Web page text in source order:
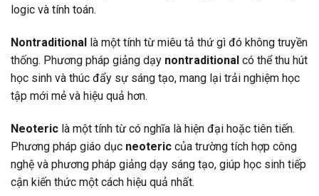
logic và tính toán.
Nontraditional
là một tính từ miêu tả thứ gì đó không truyền
thống. Phương pháp giảng dạy nontraditional có thể thu hút
học sinh và thúc đẩy sự sáng tạo, mang lại trải nghiệm học
tập mới mẻ và hiệu quả hơn.
Neoteric là một tính từ có nghĩa là hiện đại hoặc tiên tiến.
Phương pháp giáo dục neoteric của trường tích hợp công
nghệ và phương pháp giảng dạy sáng tạo, giúp học sinh tiếp
cận kiến thức một cách hiệu quả nhất.